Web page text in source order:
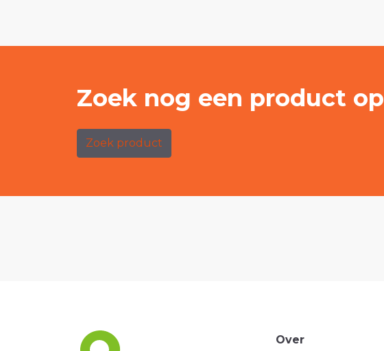
Zoek nog een product op
Zoek product
Over